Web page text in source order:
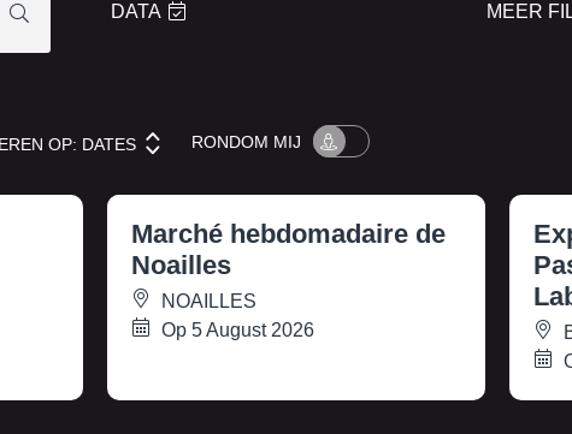
DATA MEER
OP: DATES RONDOM MIJ
Marché hebdomadaire de
Noailles
NOAILLES
Op 5 August 2026